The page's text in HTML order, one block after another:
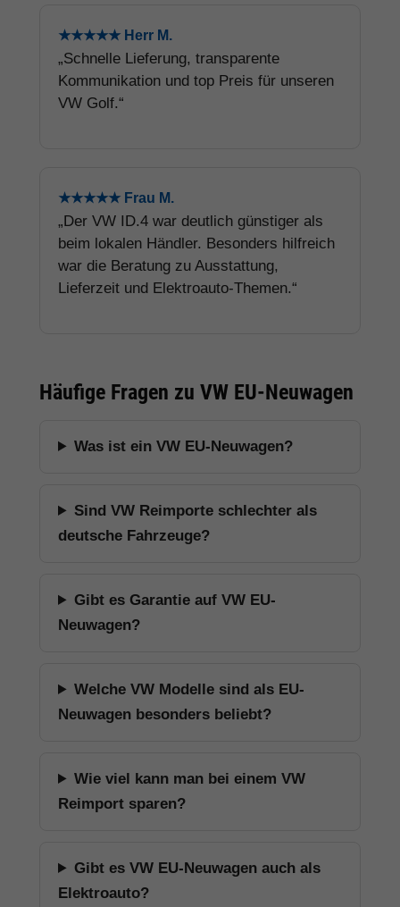
★★★★★ Herr M.
„Schnelle Lieferung, transparente
Kommunikation und top Preis für unseren
VW Golf.“
★★★★★ Frau M.
„Der VW ID.4 war deutlich günstiger als
beim lokalen Händler. Besonders hilfreich
war die Beratung zu Ausstattung,
Lieferzeit und Elektroauto-Themen.“
Häufige Fragen zu VW EU-Neuwagen
Was ist ein VW EU-Neuwagen?
Sind VW Reimporte schlechter als
deutsche Fahrzeuge?
Gibt es Garantie auf VW EU-
Neuwagen?
Welche VW Modelle sind als EU-
Neuwagen besonders beliebt?
Wie viel kann man bei einem VW
Reimport sparen?
Gibt es VW EU-Neuwagen auch als
Elektroauto?